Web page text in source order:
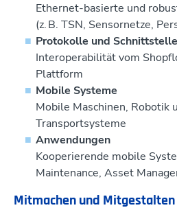
Ethernet-basierte und
(z. B. TSN, Sensornetze,
Protokolle und
Interoperabilität vom
Plattform
Mobile Systeme
Mobile Maschinen, Robotik
Transportsysteme
Anwendungen
Kooperierende mobile
Maintenance, Asset
Mitmachen und Mitgestalten